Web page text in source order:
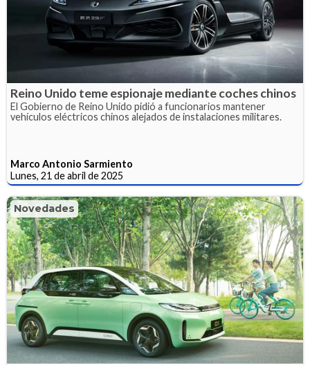
Reino Unido teme espionaje mediante coches chinos
El Gobierno de Reino Unido pidió a funcionarios mantener
vehículos eléctricos chinos alejados de instalaciones militares.
Marco Antonio Sarmiento
Lunes, 21 de abril de 2025
Novedades